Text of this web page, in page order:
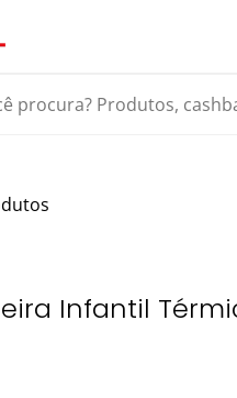
procura? Produtos, cashback,
Infantil